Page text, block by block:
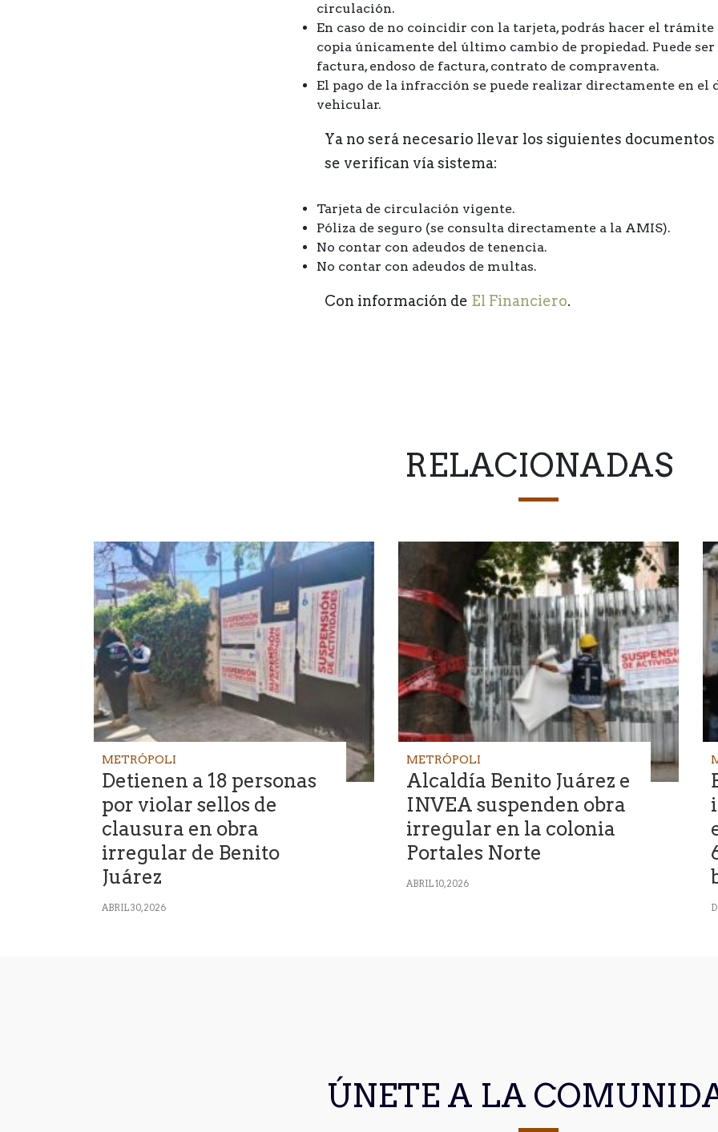
circulación.
En caso de no coincidir con la tarjeta, podrás hacer el trámite
copia únicamente del último cambio de propiedad. Puede ser
factura, endoso de factura, contrato de compraventa.
El pago de la infracción se puede realizar directamente en el
vehicular.
Ya no será necesario llevar los siguientes documentos
se verifican vía sistema:
Tarjeta de circulación vigente.
Póliza de seguro (se consulta directamente a la AMIS).
No contar con adeudos de tenencia.
No contar con adeudos de multas.
Con información de El Financiero.
RELACIONADAS
METRÓPOLI
Detienen a 18 personas
por violar sellos de
clausura en obra
irregular de Benito
Juárez
ABRIL 30, 2026
METRÓPOLI
Alcaldía Benito Juárez e
INVEA suspenden obra
irregular en la colonia
Portales Norte
ABRIL 10, 2026
ÚNETE A LA